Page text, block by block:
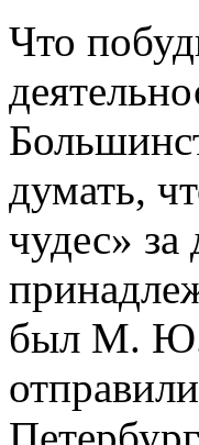
Что
думать,
чудес»
был М. Ю.